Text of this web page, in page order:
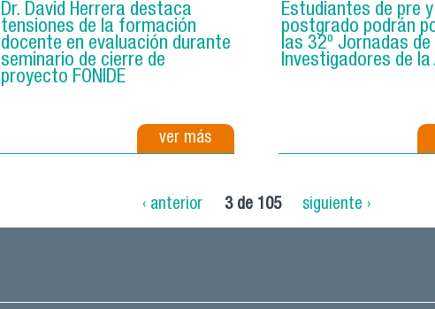
Dr. David Herrera destaca
tensiones de la formación
docente en evaluación durante
seminario de cierre de
proyecto FONIDE
ver más
Estudiantes de pre y
postgrado podrán
las 32º Jornadas de
Investigadores de la
‹ anterior 3 de 105 siguiente ›